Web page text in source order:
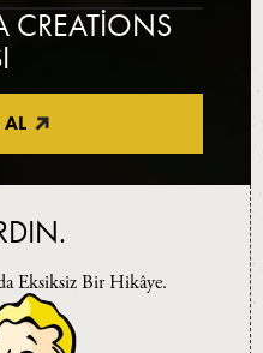
CREATIONS
Eksiksiz Bir Hikâye.